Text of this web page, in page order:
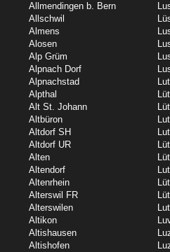
Allmendingen b. Bern
Allschwil
Almens
Alosen
Alp Grüm
Alpnach Dorf
Alpnachstad
Alpthal
Alt St. Johann
Altbüron
Altdorf SH
Altdorf UR
Alten
Altendorf
Altenrhein
Alterswil FR
Alterswilen
Altikon
Altishausen
Altishofen